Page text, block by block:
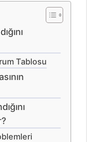
Tablosu